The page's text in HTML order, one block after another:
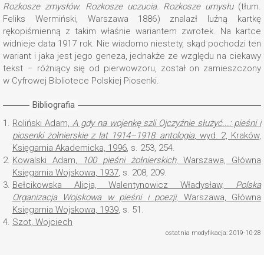
Rozkosze zmysłów. Rozkosze uczucia. Rozkosze umysłu(tłum.
Feliks Wermiński, Warszawa 1886) znalazł luźną kartkę
rękopiśmienną z takim właśnie wariantem zwrotek. Na kartce
widnieje data 1917 rok. Nie wiadomo niestety, skąd pochodzi ten
wariant i jaka jest jego geneza, jednakże ze względu na ciekawy
tekst – różniący się od pierwowzoru, został on zamieszczony
w Cyfrowej Bibliotece Polskiej Piosenki.
Bibliografia
1. Roliński Adam, A gdy na wojenkę szli Ojczyźnie służyć...: pieśni i
piosenki żołnierskie z lat 1914–1918: antologia, wyd. 2, Kraków,
Księgarnia Akademicka, 1996, s. 253, 254.
2. Kowalski Adam, 100 pieśni żołnierskich, Warszawa, Główna
Księgarnia Wojskowa, 1937, s. 208, 209.
3. Bełcikowska Alicja, Walentynowicz Władysław, Polska
Organizacja Wojskowa w pieśni i poezji, Warszawa, Główna
Księgarnia Wojskowa, 1939, s. 51.
4. Szot, Wojciech
ostatnia modyfikacja: 2019-10-28